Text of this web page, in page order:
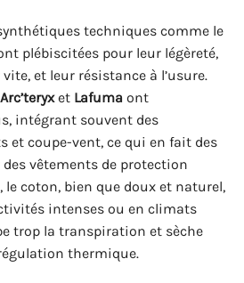
techniques comme le
plébiscitées pour leur légèreté,
et leur résistance à l’usure.
Arc’teryxet Lafuma ont
intégrant souvent des
et coupe-vent, ce qui en fait des
vêtements de protection
le coton, bien que doux et naturel,
intenses ou en climats
trop la transpiration et sèche
thermique.